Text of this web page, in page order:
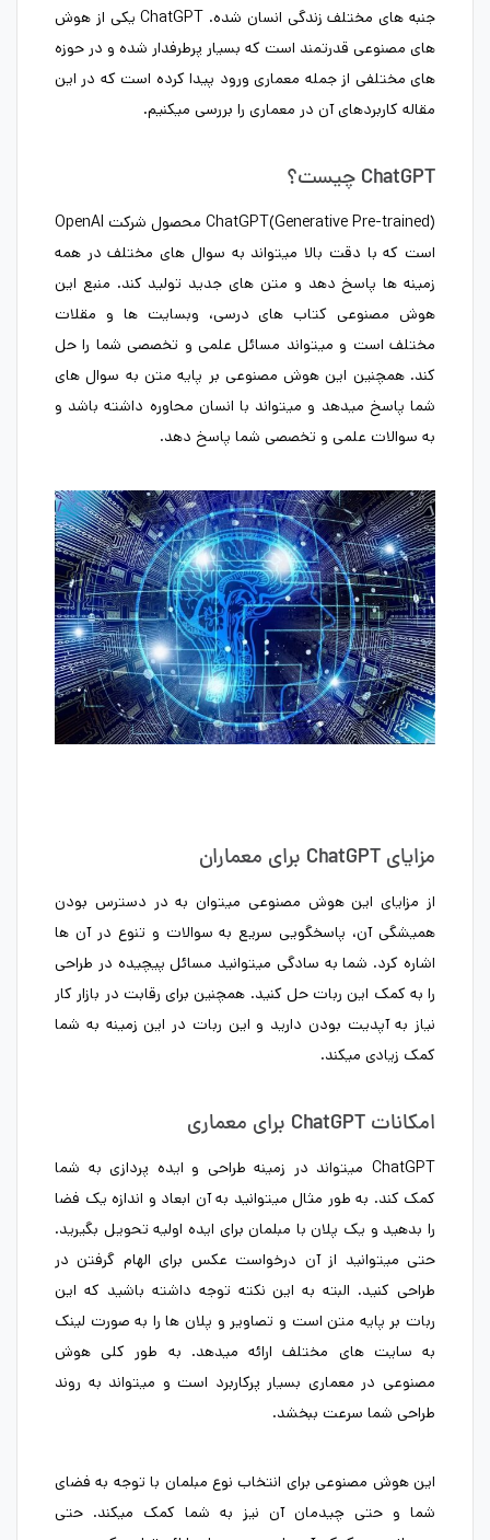
جنبه های مختلف زندگی انسان شده. ChatGPT یکی از هوش
های مصنوعی قدرتمند است که بسیار پرطرفدار شده و در حوزه
های مختلفی از جمله معماری ورود پیدا کرده است که در این
مقاله کاربردهای آن در معماری را بررسی میکنیم.
ChatGPT چیست؟
ChatGPT(Generative Pre-trained) محصول شرکت OpenAI
است که با دقت بالا میتواند به سوال های مختلف در همه
زمینه ها پاسخ دهد و متن های جدید تولید کند. منبع این
هوش مصنوعی کتاب های درسی، وبسایت ها و مقلات
مختلف است و میتواند مسائل علمی و تخصصی شما را حل
کند. همچنین این هوش مصنوعی بر پایه متن به سوال های
شما پاسخ میدهد و میتواند با انسان محاوره داشته باشد و
به سوالات علمی و تخصصی شما پاسخ دهد.
مزایای ChatGPT برای معماران
از مزایای این هوش مصنوعی میتوان به در دسترس بودن
همیشگی آن، پاسخگویی سریع به سوالات و تنوع در آن ها
اشاره کرد. شما به سادگی میتوانید مسائل پیچیده در طراحی
را به کمک این ربات حل کنید. همچنین برای رقابت در بازار کار
نیاز به آپدیت بودن دارید و این ربات در این زمینه به شما
کمک زیادی میکند.
امکانات ChatGPT برای معماری
ChatGPT میتواند در زمینه طراحی و ایده پردازی به شما
کمک کند. به طور مثال میتوانید به آن ابعاد و اندازه یک فضا
را بدهید و یک پلان با مبلمان برای ایده اولیه تحویل بگیرید.
حتی میتوانید از آن درخواست عکس برای الهام گرفتن در
طراحی کنید. البته به این نکته توجه داشته باشید که این
ربات بر پایه متن است و تصاویر و پلان ها را به صورت لینک
به سایت های مختلف ارائه میدهد. به طور کلی هوش
مصنوعی در معماری بسیار پرکاربرد است و میتواند به روند
طراحی شما سرعت ببخشد.
این هوش مصنوعی برای انتخاب نوع مبلمان با توجه به فضای
شما و حتی چیدمان آن نیز به شما کمک میکند. حتی